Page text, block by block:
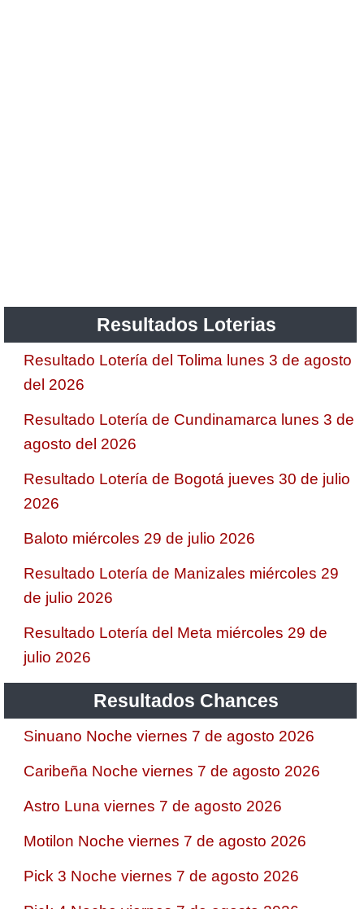
Resultados Loterias
Resultado Lotería del Tolima lunes 3 de agosto
del 2026
Resultado Lotería de Cundinamarca lunes 3 de
agosto del 2026
Resultado Lotería de Bogotá jueves 30 de julio
2026
Baloto miércoles 29 de julio 2026
Resultado Lotería de Manizales miércoles 29
de julio 2026
Resultado Lotería del Meta miércoles 29 de
julio 2026
Resultados Chances
Sinuano Noche viernes 7 de agosto 2026
Caribeña Noche viernes 7 de agosto 2026
Astro Luna viernes 7 de agosto 2026
Motilon Noche viernes 7 de agosto 2026
Pick 3 Noche viernes 7 de agosto 2026